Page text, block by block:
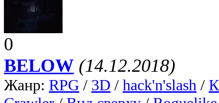
0
BELOW (14.12.2018)
Жанр: RPG / 3D / hack'n'slash /